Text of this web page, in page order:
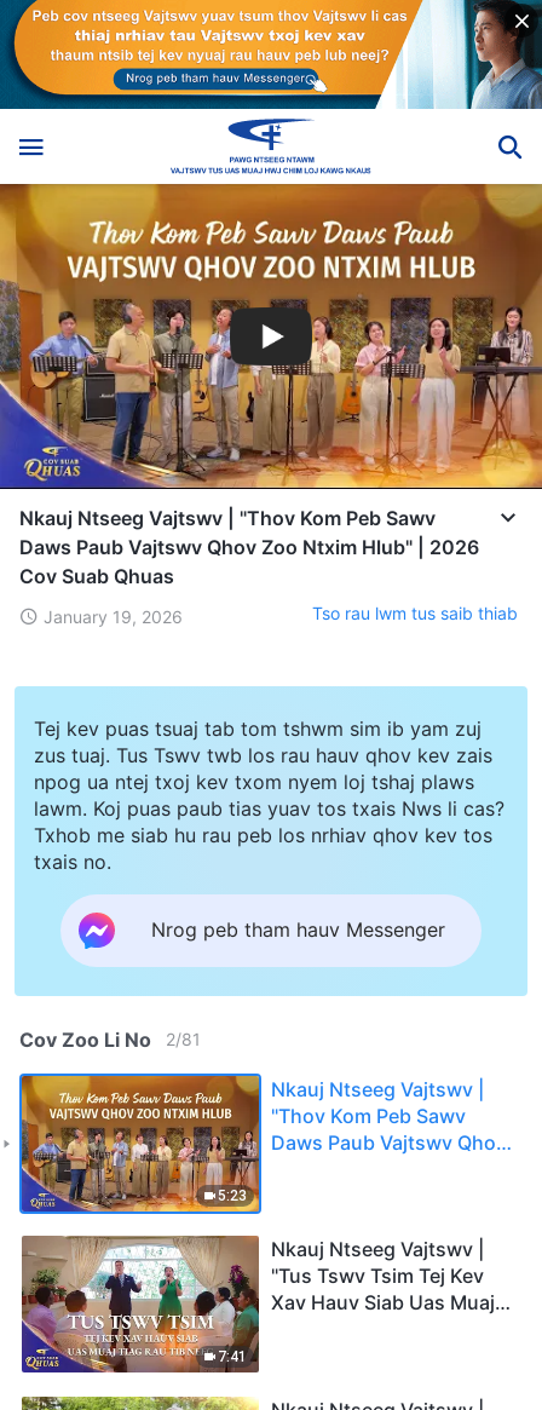
Nkauj Ntseeg Vajtswv | "Thov Kom Peb Sawv
Daws Paub Vajtswv Qhov Zoo Ntxim Hlub" | 2026
Cov Suab Qhuas
January 19, 2026 Tso rau lwm tus saib thiab
Tej kev puas tsuaj tab tom tshwm sim ib yam zuj
zus tuaj. Tus Tswv twb los rau hauv qhov kev zais
npog ua ntej txoj kev txom nyem loj tshaj plaws
lawm. Koj puas paub tias yuav tos txais Nws li cas?
Txhob me siab hu rau peb los nrhiav qhov kev tos
txais no.
Nrog peb tham hauv Messenger
Cov Zoo Li No 2/81
5:23
Nkauj Ntseeg Vajtswv |
"Thov Kom Peb Sawv
Daws Paub Vajtswv Qhov
7:41
Nkauj Ntseeg Vajtswv |
"Tus Tswv Tsim Tej Kev
Xav Hauv Siab Uas Muaj